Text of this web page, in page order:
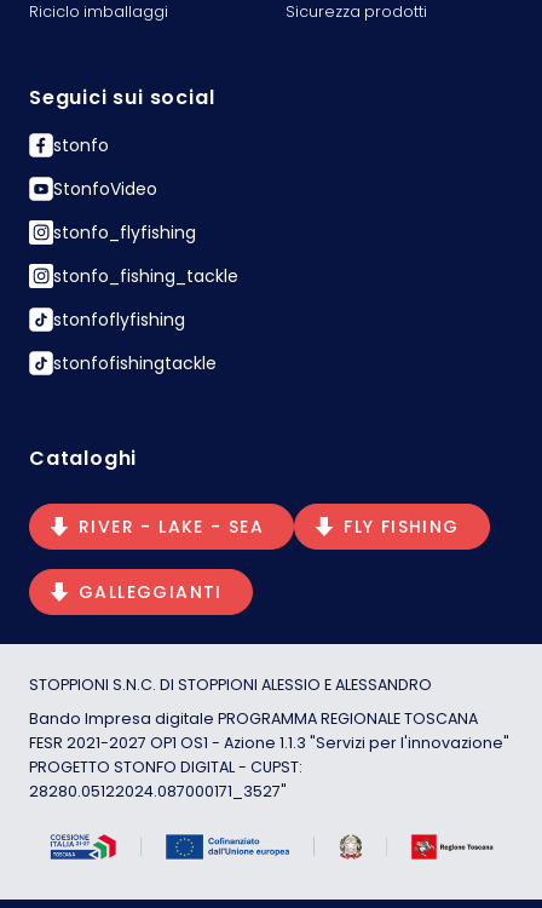
Riciclo imballaggi Sicurezza prodotti
Seguici sui social
stonfo
StonfoVideo
stonfo_flyfishing
stonfo_fishing_tackle
stonfoflyfishing
stonfofishingtackle
Cataloghi
RIVER - LAKE - SEA FLY FISHING
GALLEGGIANTI
STOPPIONI S.N.C. DI STOPPIONI ALESSIO E ALESSANDRO
Bando Impresa digitale PROGRAMMA REGIONALE TOSCANA
FESR 2021-2027 OP1 OS1 - Azione 1.1.3 "Servizi per l'innovazione"
PROGETTO STONFO DIGITAL - CUPST:
28280.05122024.087000171_3527"